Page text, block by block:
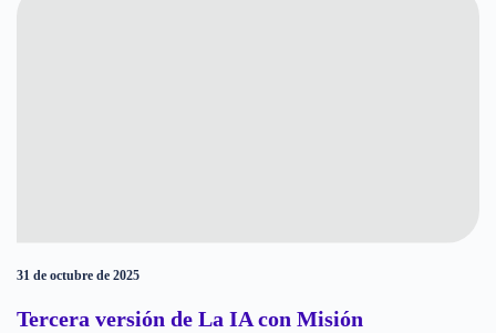
31 de octubre de 2025
Tercera versión de La IA con Misión